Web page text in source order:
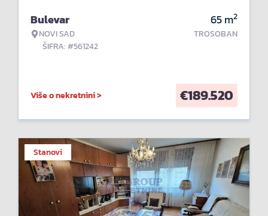
Bulevar
NOVI SAD
ŠIFRA: #561242
65m2
TROSOBAN
Više o nekretnini > €189.520
Stanovi